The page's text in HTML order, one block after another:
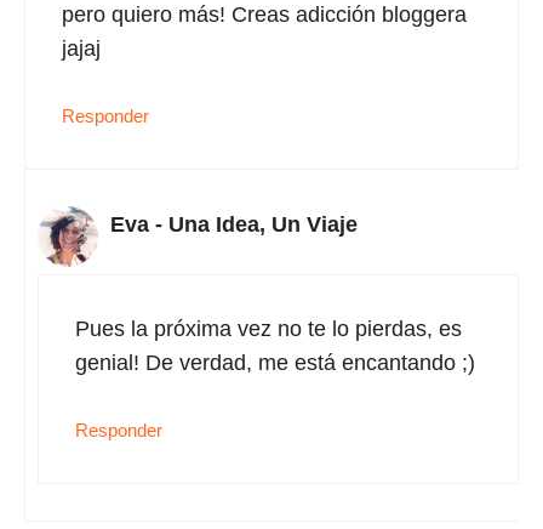
pero quiero más! Creas adicción bloggera
jajaj
Responder
Eva - Una Idea, Un Viaje
Pues la próxima vez no te lo pierdas, es
genial! De verdad, me está encantando ;)
Responder